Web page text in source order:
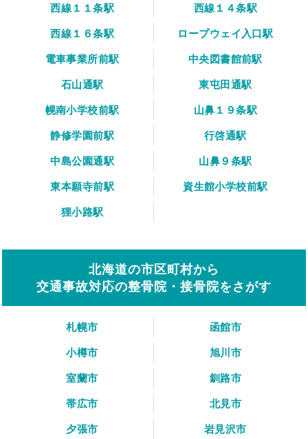
西線１１条駅
西線１４条駅
西線１６条駅
ロープウェイ入口駅
電車事業所前駅
中央図書館前駅
石山通駅
東屯田通駅
幌南小学校前駅
山鼻１９条駅
静修学園前駅
行啓通駅
中島公園通駅
山鼻９条駅
東本願寺前駅
資生館小学校前駅
狸小路駅
北海道の市区町村から
交通事故対応の整骨院・接骨院をさがす
札幌市
函館市
小樽市
旭川市
室蘭市
釧路市
帯広市
北見市
夕張市
岩見沢市